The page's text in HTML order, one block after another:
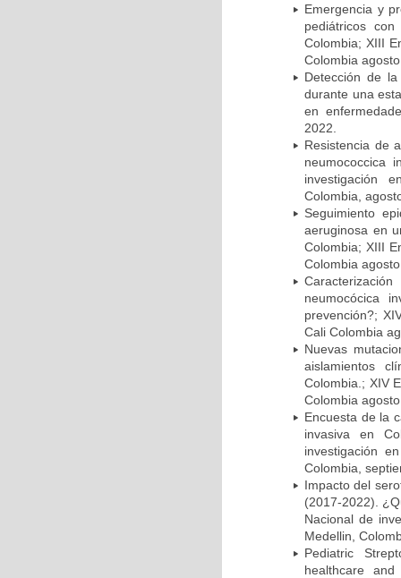
Emergencia y
pediátricos
Colombia; XIII
Colombia
Detección de
durante una
en
2022.
Resistencia de
neumococcica
investigación
Colombia,
Seguimiento
aeruginosa en
Colombia; XIII
Colombia
neumocócica
prevención?;
Cali Colombia
Nuevas
aislamientos
Colombia.; XIV
Colombia
Encuesta de la
invasiva en
investigación
Colombia,
Impacto del
(2017-2022).
Nacional de
Medellin,
Pediatric
healthcare and